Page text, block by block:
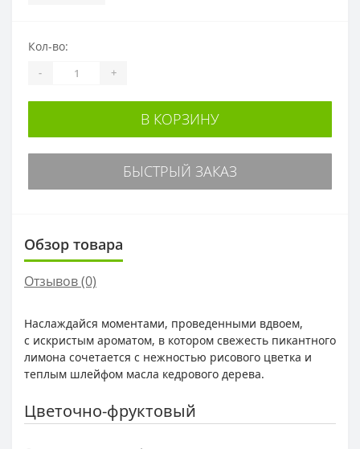
Кол-во:
- +
В КОРЗИНУ
БЫСТРЫЙ ЗАКАЗ
Обзор товара
Отзывов (0)
Наслаждайся моментами, проведенными вдвоем,
с искристым ароматом, в котором свежесть пикантного
лимона сочетается с нежностью рисового цветка и
теплым шлейфом масла кедрового дерева.
Цветочно-фруктовый